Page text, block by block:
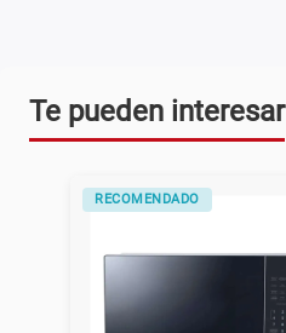
Te pueden interesar
RECOMENDADO